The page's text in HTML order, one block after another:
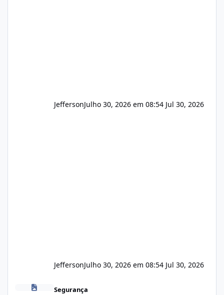
JeffersonJulho 30, 2026 em 08:54 Jul 30, 2026
JeffersonJulho 30, 2026 em 08:54 Jul 30, 2026
Novas vulnerabilidades no cPanel
Segurança